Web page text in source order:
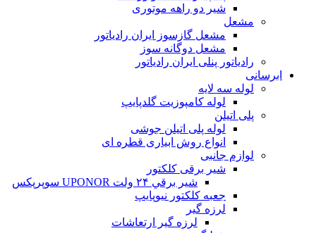
شیر دو راهه موتوری
مشعل
مشعل گازسوز ایران رادیاتور
مشعل دوگانه سوز
رادیاتور پنلی ایران رادیاتور
ابرسانی
لوله سه لایه
لوله کامپوزیت گلدپایپ
پلی اتیلن
لوله پلی اتیلن جوشی
انواع روش ابیاری قطره ای
لوازم جانبی
شیر برقی کلکتور
شير برقي ۲۴ ولت UPONOR سوپرپکس
جعبه کلکتور نیوپایپ
لرزه گیر
لرزه گیر ارتعاشات